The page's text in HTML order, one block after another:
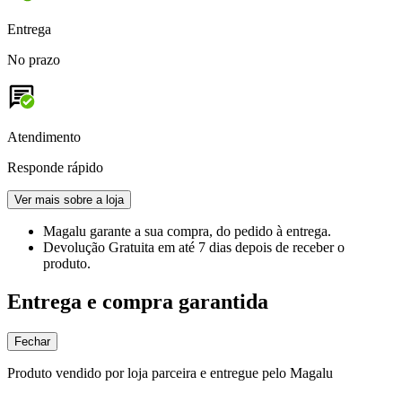
Entrega
No prazo
Atendimento
Responde rápido
Ver mais sobre a loja
Magalu garante a sua compra, do pedido à entrega.
Devolução Gratuita em até 7 dias depois de receber o
produto.
Entrega e compra garantida
Fechar
Produto vendido por loja parceira e entregue pelo Magalu